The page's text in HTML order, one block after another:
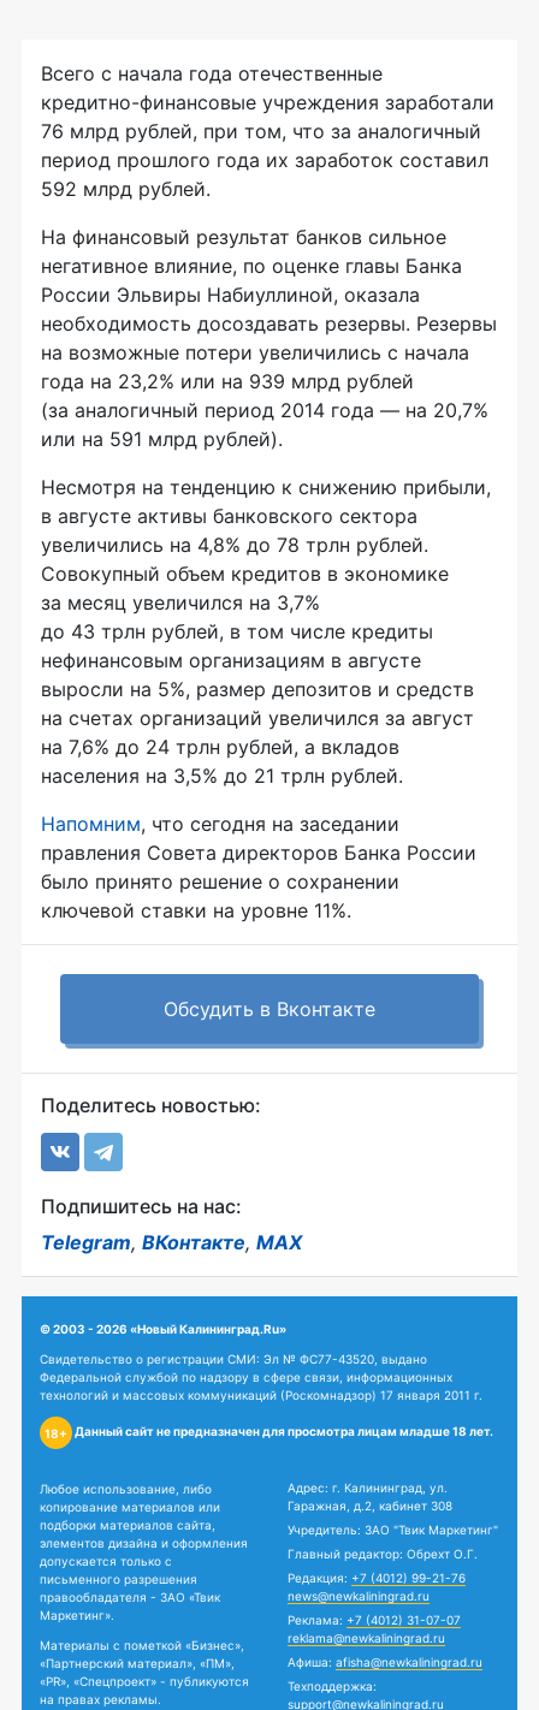
Всего с начала года отечественные
кредитно-финансовые учреждения заработали
76 млрд рублей, при том, что за аналогичный
период прошлого года их заработок составил
592 млрд рублей.
На финансовый результат банков сильное
негативное влияние, по оценке главы Банка
России Эльвиры Набиуллиной, оказала
необходимость досоздавать резервы. Резервы
на возможные потери увеличились с начала
года на 23,2% или на 939 млрд рублей
(за аналогичный период 2014 года —­ на 20,7%
или на 591 млрд рублей).
Несмотря на тенденцию к снижению прибыли,
в августе активы банковского сектора
увеличились на 4,8% до 78 трлн рублей.
Совокупный объем кредитов в экономике
за месяц увеличился на 3,7%
до 43 трлн рублей, в том числе кредиты
нефинансовым организациям в августе
выросли на 5%, размер депозитов и средств
на счетах организаций увеличился за август
на 7,6% до 24 трлн рублей, а вкладов
населения­ на 3,5% до 21 трлн рублей.
Напомним, что сегодня на заседании
правления Совета директоров Банка России
было принято решение о сохранении
ключевой ставки на уровне 11%.
Обсудить в Вконтакте
Поделитесь новостью:
Подпишитесь на нас:
Telegram, ВКонтакте, MAX
© 2003 - 2026 «Новый Калининград.Ru»
Свидетельство о регистрации СМИ: Эл № ФС77-43520, выдано
Федеральной службой по надзору в сфере связи, информационных
технологий и массовых коммуникаций (Роскомнадзор) 17 января 2011 г.
18+ Данный сайт не предназначен для просмотра лицам младше 18 лет.
Любое использование, либо
копирование материалов или
подборки материалов сайта,
элементов дизайна и оформления
допускается только с
письменного разрешения
правообладателя - ЗАО «Твик
Маркетинг».
Материалы с пометкой «Бизнес»,
«Партнерский материал», «ПМ»,
«PR», «Спецпроект» - публикуются
на правах рекламы.
Адрес: г. Калининград, ул.
Гаражная, д.2, кабинет 308
Учредитель: ЗАО "Твик Маркетинг"
Главный редактор: Обрехт О.Г.
Редакция: +7 (4012) 99-21-76
news@newkaliningrad.ru
Реклама: +7 (4012) 31-07-07
reklama@newkaliningrad.ru
Афиша: afisha@newkaliningrad.ru
Техподдержка:
support@newkaliningrad.ru